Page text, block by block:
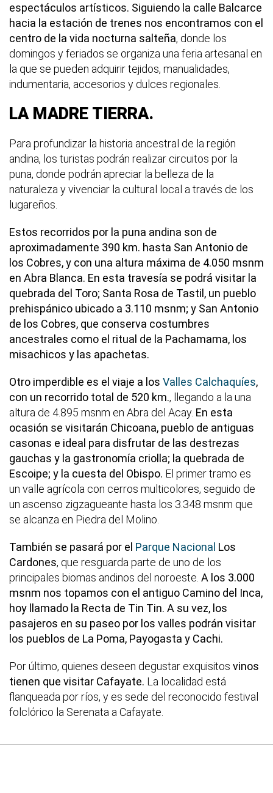
espectáculos artísticos. Siguiendo la calle Balcarce
hacia la estación de trenes nos encontramos con el
centro de la vida nocturna salteña, donde los
domingos y feriados se organiza una feria artesanal en
la que se pueden adquirir tejidos, manualidades,
indumentaria, accesorios y dulces regionales.
LA MADRE TIERRA.
Para profundizar la historia ancestral de la región
andina, los turistas podrán realizar circuitos por la
puna, donde podrán apreciar la belleza de la
naturaleza y vivenciar la cultural local a través de los
lugareños.
Estos recorridos por la puna andina son de
aproximadamente 390 km. hasta San Antonio de
los Cobres, y con una altura máxima de 4.050 msnm
en Abra Blanca. En esta travesía se podrá visitar la
quebrada del Toro; Santa Rosa de Tastil, un pueblo
prehispánico ubicado a 3.110 msnm; y San Antonio
de los Cobres, que conserva costumbres
ancestrales como el ritual de la Pachamama, los
misachicos y las apachetas.
Otro imperdible es el viaje a los Valles Calchaquíes,
con un recorrido total de 520 km., llegando a la una
altura de 4.895 msnm en Abra del Acay. En esta
ocasión se visitarán Chicoana, pueblo de antiguas
casonas e ideal para disfrutar de las destrezas
gauchas y la gastronomía criolla; la quebrada de
Escoipe; y la cuesta del Obispo. El primer tramo es
un valle agrícola con cerros multicolores, seguido de
un ascenso zigzagueante hasta los 3.348 msnm que
se alcanza en Piedra del Molino.
También se pasará por el Parque Nacional Los
Cardones, que resguarda parte de uno de los
principales biomas andinos del noroeste. A los 3.000
msnm nos topamos con el antiguo Camino del Inca,
hoy llamado la Recta de Tin Tin. A su vez, los
pasajeros en su paseo por los valles podrán visitar
los pueblos de La Poma, Payogasta y Cachi.
Por último, quienes deseen degustar exquisitos vinos
tienen que visitar Cafayate. La localidad está
flanqueada por ríos, y es sede del reconocido festival
folclórico la Serenata a Cafayate.